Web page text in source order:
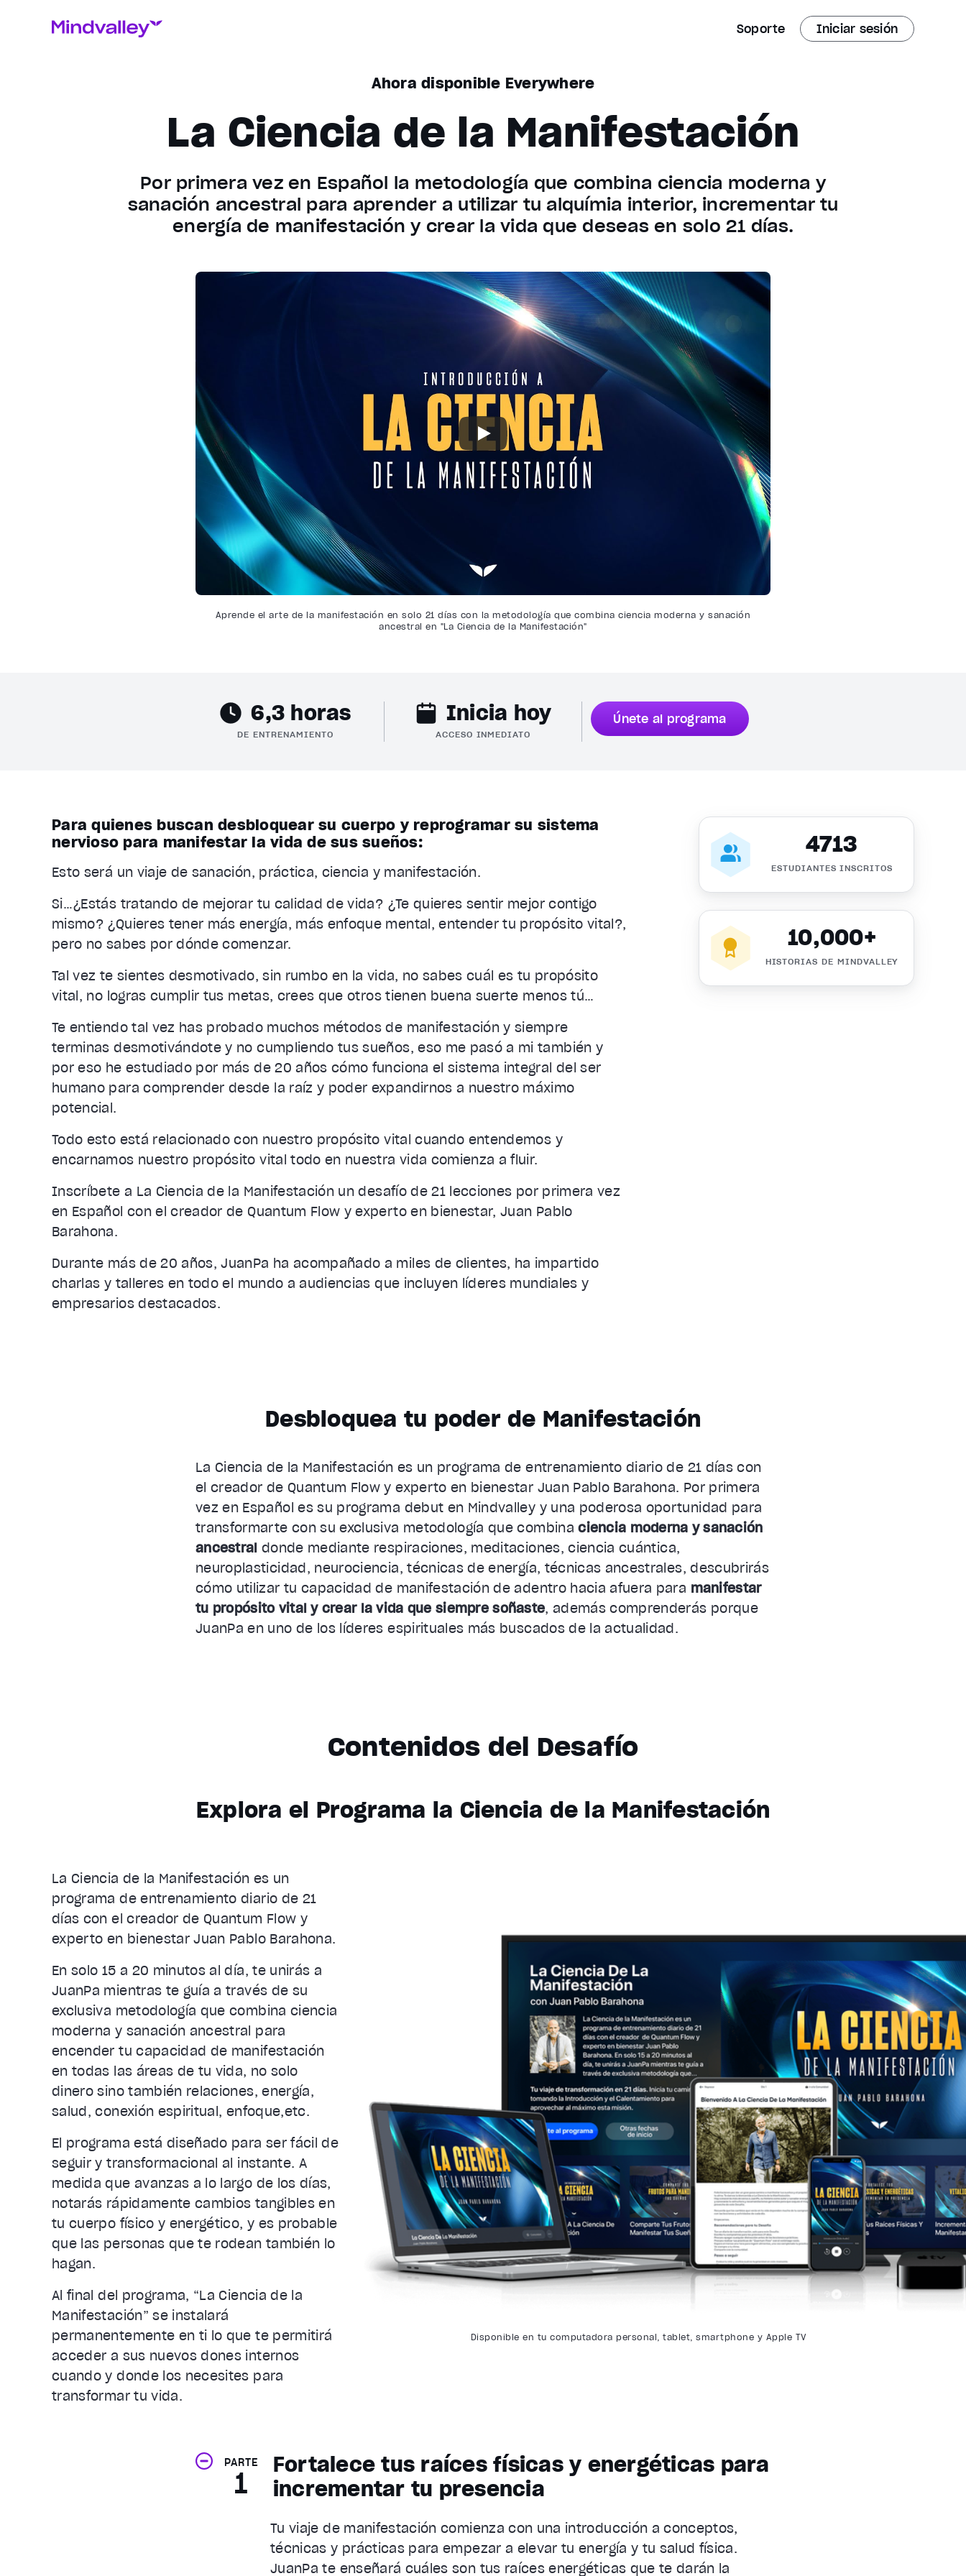
Soporte Iniciar sesión
Ahora disponible Everywhere
La Ciencia de la Manifestación
Por primera vez en Español la metodología que combina ciencia moderna y
sanación ancestral para aprender a utilizar tu alquímia interior, incrementar tu
energía de manifestación y crear la vida que deseas en solo 21 días.
Aprende el arte de la manifestación en solo 21 días con la metodología que combina ciencia moderna y sanación
ancestral en "La Ciencia de la Manifestación"
6,3 horas
DE ENTRENAMIENTO
Inicia hoy
ACCESO INMEDIATO
Únete al programa
Para quienes buscan desbloquear su cuerpo y reprogramar su sistema
nervioso para manifestar la vida de sus sueños:
Esto será un viaje de sanación, práctica, ciencia y manifestación.
Si…¿Estás tratando de mejorar tu calidad de vida? ¿Te quieres sentir mejor contigo
mismo? ¿Quieres tener más energía, más enfoque mental, entender tu propósito vital?,
pero no sabes por dónde comenzar.
Tal vez te sientes desmotivado, sin rumbo en la vida, no sabes cuál es tu propósito
vital, no logras cumplir tus metas, crees que otros tienen buena suerte menos tú…
Te entiendo tal vez has probado muchos métodos de manifestación y siempre
terminas desmotivándote y no cumpliendo tus sueños, eso me pasó a mi también y
por eso he estudiado por más de 20 años cómo funciona el sistema integral del ser
humano para comprender desde la raíz y poder expandirnos a nuestro máximo
potencial.
Todo esto está relacionado con nuestro propósito vital cuando entendemos y
encarnamos nuestro propósito vital todo en nuestra vida comienza a fluir.
Inscríbete a La Ciencia de la Manifestación un desafío de 21 lecciones por primera vez
en Español con el creador de Quantum Flow y experto en bienestar, Juan Pablo
Barahona.
Durante más de 20 años, JuanPa ha acompañado a miles de clientes, ha impartido
charlas y talleres en todo el mundo a audiencias que incluyen líderes mundiales y
empresarios destacados.
4713
ESTUDIANTES INSCRITOS
10,000+
HISTORIAS DE MINDVALLEY
Desbloquea tu poder de Manifestación
La Ciencia de la Manifestación es un programa de entrenamiento diario de 21 días con
el creador de Quantum Flow y experto en bienestar Juan Pablo Barahona. Por primera
vez en Español es su programa debut en Mindvalley y una poderosa oportunidad para
transformarte con su exclusiva metodología que combinaciencia moderna y sanación
ancestral donde mediante respiraciones, meditaciones, ciencia cuántica,
neuroplasticidad, neurociencia, técnicas de energía, técnicas ancestrales, descubrirás
cómo utilizar tu capacidad de manifestación de adentro hacia afuera para manifestar
tu propósito vital y crear la vida que siempre soñaste, además comprenderás porque
JuanPa en uno de los líderes espirituales más buscados de la actualidad.
Contenidos del Desafío
Explora el Programa la Ciencia de la Manifestación
La Ciencia de la Manifestación es un
programa de entrenamiento diario de 21
días con el creador de Quantum Flow y
experto en bienestar Juan Pablo Barahona.
En solo 15 a 20 minutos al día, te unirás a
JuanPa mientras te guía a través de su
exclusiva metodología que combina ciencia
moderna y sanación ancestral para
encender tu capacidad de manifestación
en todas las áreas de tu vida, no solo
dinero sino también relaciones, energía,
salud, conexión espiritual, enfoque,etc.
El programa está diseñado para ser fácil de
seguir y transformacional al instante. A
medida que avanzas a lo largo de los días,
notarás rápidamente cambios tangibles en
tu cuerpo físico y energético, y es probable
que las personas que te rodean también lo
hagan.
Al final del programa, “La Ciencia de la
Manifestación” se instalará
permanentemente en ti lo que te permitirá
acceder a sus nuevos dones internos
cuando y donde los necesites para
transformar tu vida.
Disponible en tu computadora personal, tablet, smartphone y Apple TV
PARTE
1
Fortalece tus raíces físicas y energéticas para
incrementar tu presencia
Tu viaje de manifestación comienza con una introducción a conceptos,
técnicas y prácticas para empezar a elevar tu energía y tu salud física.
JuanPa te enseñará cuáles son tus raíces energéticas que te darán la